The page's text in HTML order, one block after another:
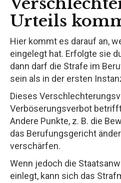
Urteils
Hier kommt es darauf an,
eingelegt hat. Erfolgte sie
dann darf die Strafe im
sein als in der ersten
Dieses
Verböserungsverbot
Andere Punkte, z. B. die
das Berufungsgericht
verschärfen.
Wenn jedoch die
einlegt, kann sich das